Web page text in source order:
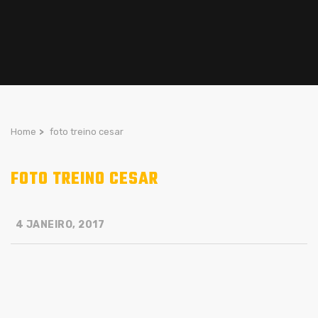
Home > foto treino cesar
FOTO TREINO CESAR
4 JANEIRO, 2017